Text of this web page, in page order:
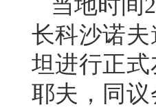
当地时间
长科沙诺
坦进行正
耶夫，同